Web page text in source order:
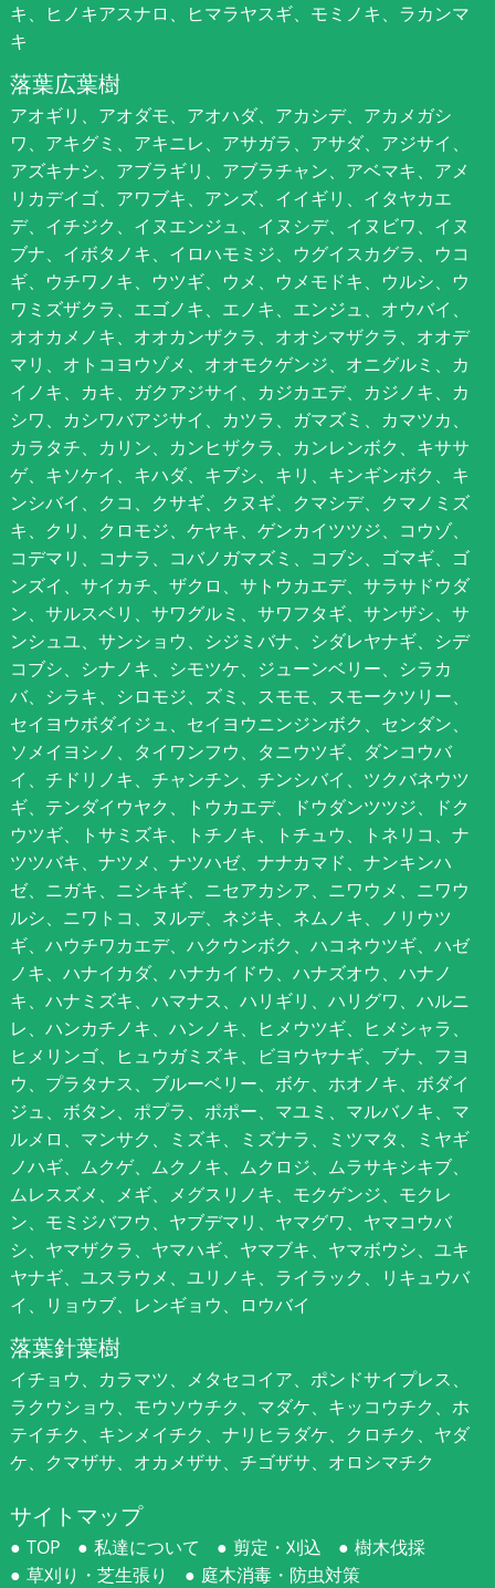
キ、ヒノキアスナロ、ヒマラヤスギ、モミノキ、ラカンマ
キ
落葉広葉樹
アオギリ、アオダモ、アオハダ、アカシデ、アカメガシ
ワ、アキグミ、アキニレ、アサガラ、アサダ、アジサイ、
アズキナシ、アブラギリ、アブラチャン、アベマキ、アメ
リカデイゴ、アワブキ、アンズ、イイギリ、イタヤカエ
デ、イチジク、イヌエンジュ、イヌシデ、イヌビワ、イヌ
ブナ、イボタノキ、イロハモミジ、ウグイスカグラ、ウコ
ギ、ウチワノキ、ウツギ、ウメ、ウメモドキ、ウルシ、ウ
ワミズザクラ、エゴノキ、エノキ、エンジュ、オウバイ、
オオカメノキ、オオカンザクラ、オオシマザクラ、オオデ
マリ、オトコヨウゾメ、オオモクゲンジ、オニグルミ、カ
イノキ、カキ、ガクアジサイ、カジカエデ、カジノキ、カ
シワ、カシワバアジサイ、カツラ、ガマズミ、カマツカ、
カラタチ、カリン、カンヒザクラ、カンレンボク、キササ
ゲ、キソケイ、キハダ、キブシ、キリ、キンギンボク、キ
ンシバイ、クコ、クサギ、クヌギ、クマシデ、クマノミズ
キ、クリ、クロモジ、ケヤキ、ゲンカイツツジ、コウゾ、
コデマリ、コナラ、コバノガマズミ、コブシ、ゴマギ、ゴ
ンズイ、サイカチ、ザクロ、サトウカエデ、サラサドウダ
ン、サルスベリ、サワグルミ、サワフタギ、サンザシ、サ
ンシュユ、サンショウ、シジミバナ、シダレヤナギ、シデ
コブシ、シナノキ、シモツケ、ジューンベリー、シラカ
バ、シラキ、シロモジ、ズミ、スモモ、スモークツリー、
セイヨウボダイジュ、セイヨウニンジンボク、センダン、
ソメイヨシノ、タイワンフウ、タニウツギ、ダンコウバ
イ、チドリノキ、チャンチン、チンシバイ、ツクバネウツ
ギ、テンダイウヤク、トウカエデ、ドウダンツツジ、ドク
ウツギ、トサミズキ、トチノキ、トチュウ、トネリコ、ナ
ツツバキ、ナツメ、ナツハゼ、ナナカマド、ナンキンハ
ゼ、ニガキ、ニシキギ、ニセアカシア、ニワウメ、ニワウ
ルシ、ニワトコ、ヌルデ、ネジキ、ネムノキ、ノリウツ
ギ、ハウチワカエデ、ハクウンボク、ハコネウツギ、ハゼ
ノキ、ハナイカダ、ハナカイドウ、ハナズオウ、ハナノ
キ、ハナミズキ、ハマナス、ハリギリ、ハリグワ、ハルニ
レ、ハンカチノキ、ハンノキ、ヒメウツギ、ヒメシャラ、
ヒメリンゴ、ヒュウガミズキ、ビヨウヤナギ、ブナ、フヨ
ウ、プラタナス、ブルーベリー、ボケ、ホオノキ、ボダイ
ジュ、ボタン、ポプラ、ポポー、マユミ、マルバノキ、マ
ルメロ、マンサク、ミズキ、ミズナラ、ミツマタ、ミヤギ
ノハギ、ムクゲ、ムクノキ、ムクロジ、ムラサキシキブ、
ムレスズメ、メギ、メグスリノキ、モクゲンジ、モクレ
ン、モミジバフウ、ヤブデマリ、ヤマグワ、ヤマコウバ
シ、ヤマザクラ、ヤマハギ、ヤマブキ、ヤマボウシ、ユキ
ヤナギ、ユスラウメ、ユリノキ、ライラック、リキュウバ
イ、リョウブ、レンギョウ、ロウバイ
落葉針葉樹
イチョウ、カラマツ、メタセコイア、ポンドサイプレス、
ラクウショウ、モウソウチク、マダケ、キッコウチク、ホ
テイチク、キンメイチク、ナリヒラダケ、クロチク、ヤダ
ケ、クマザサ、オカメザサ、チゴザサ、オロシマチク
サイトマップ
TOP 私達について 剪定・刈込
樹木伐採
草刈り・芝生張り
庭木消毒・防虫対策